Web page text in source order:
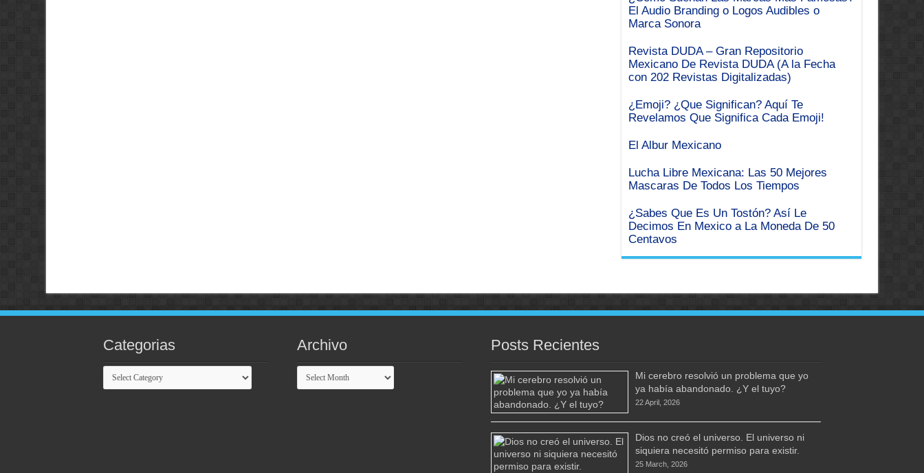
El Audio Branding o Logos Audibles o
Marca Sonora
Revista DUDA – Gran Repositorio
Mexicano De Revista DUDA (A la Fecha
con 202 Revistas Digitalizadas)
¿Emoji? ¿Que Significan? Aquí Te
Revelamos Que Significa Cada Emoji!
El Albur Mexicano
Lucha Libre Mexicana: Las 50 Mejores
Mascaras De Todos Los Tiempos
¿Sabes Que Es Un Tostón? Así Le
Decimos En Mexico a La Moneda De 50
Centavos
Categorias
Categorias
Archivo
Archivo
Posts Recientes
Mi cerebro resolvió un problema que yo
ya había abandonado. ¿Y el tuyo?
22 April, 2026
Dios no creó el universo. El universo ni
siquiera necesitó permiso para existir.
25 March, 2026